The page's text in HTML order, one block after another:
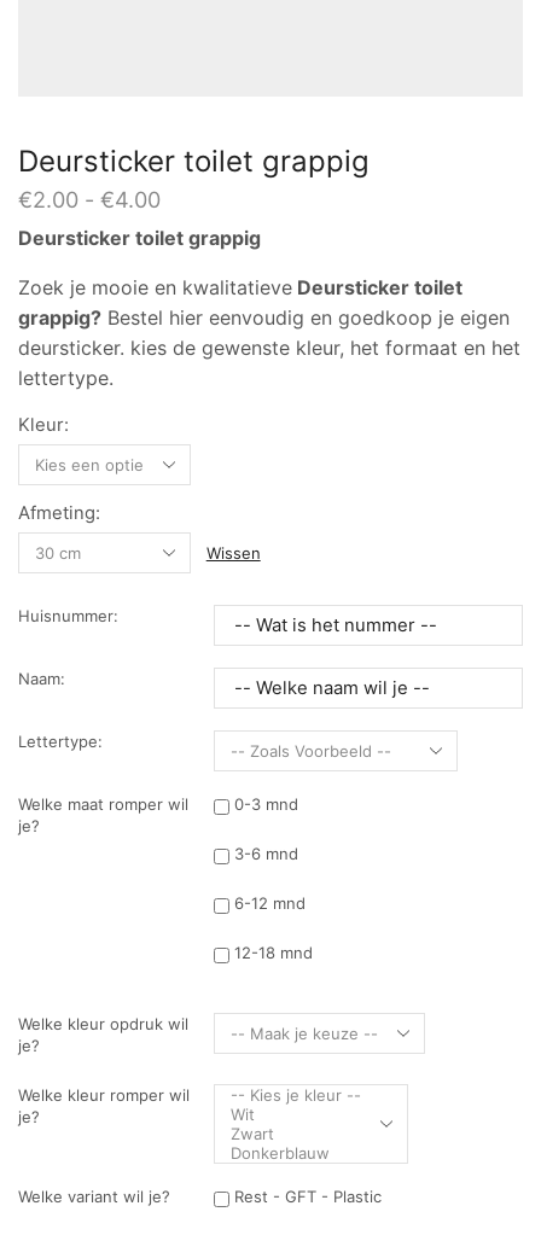
Deursticker toilet grappig
€2.00 - €4.00Prijsklasse:
tot
€4.00
Deursticker toilet grappig
Zoek je mooie en kwalitatieve Deursticker toilet
grappig? Bestel hier eenvoudig en goedkoop je eigen
deursticker. kies de gewenste kleur, het formaat en het
lettertype.
Kleur:
Afmeting:
Wissen
Huisnummer:
Naam:
Lettertype:
Welke maat romper wil
je?
0-3 mnd
3-6 mnd
6-12 mnd
12-18 mnd
Welke kleur opdruk wil
je?
Welke kleur romper wil
je?
Welke variant wil je? Rest - GFT - Plastic